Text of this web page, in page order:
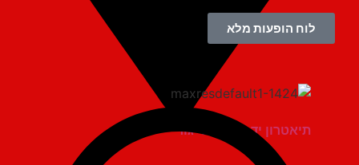
תיאטרון יד למגינים יגור
לוח הופעות מלא